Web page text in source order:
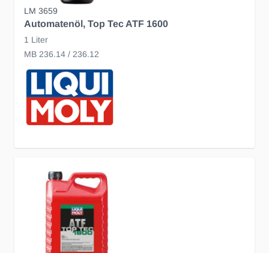
LM 3659
Automatenöl, Top Tec ATF 1600
1 Liter
MB 236.14 / 236.12